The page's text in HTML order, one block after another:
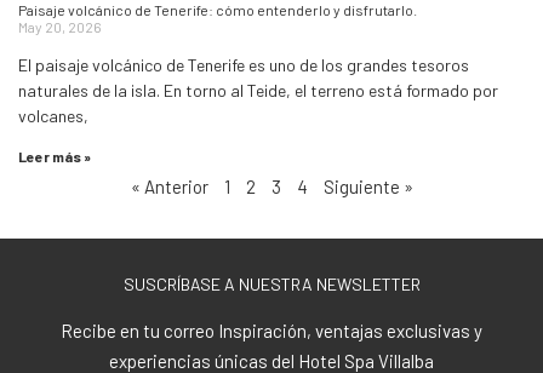
Paisaje volcánico de Tenerife: cómo entenderlo y disfrutarlo.
May 20, 2026
El paisaje volcánico de Tenerife es uno de los grandes tesoros
naturales de la isla. En torno al Teide, el terreno está formado por
volcanes,
Leer más »
« Anterior 1 2 3 4 Siguiente »
SUSCRÍBASE A NUESTRA NEWSLETTER
Recibe en tu correo Inspiración, ventajas exclusivas y
experiencias únicas del Hotel Spa Villalba